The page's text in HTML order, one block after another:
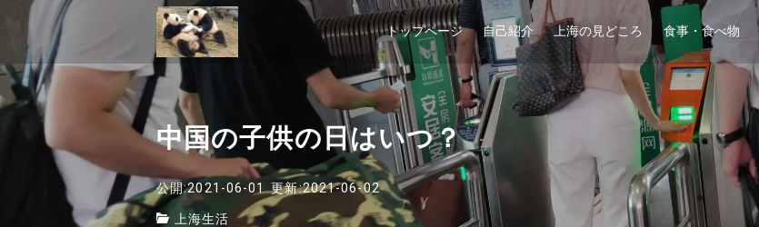
トップページ 自己紹介 上海の見どころ 食事・食べ物
中国の子供の日はいつ？
公開:2021-06-01 更新:2021-06-02
上海生活